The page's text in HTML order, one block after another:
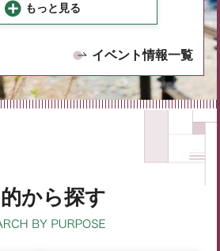
もっと見る
イベント情報一覧
的から探す